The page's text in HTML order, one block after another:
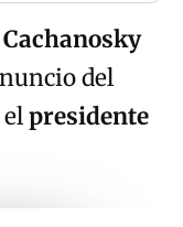
del
presidente